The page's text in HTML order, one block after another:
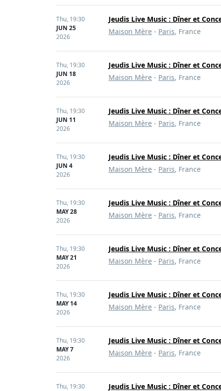
Thu, 19:30
JUN 25
2026
Jeudis Live Music : Dîner et
Maison Mère - Paris, France
Thu, 19:30
JUN 18
2026
Jeudis Live Music : Dîner et
Maison Mère - Paris, France
Thu, 19:30
JUN 11
2026
Jeudis Live Music : Dîner et
Maison Mère - Paris, France
Thu, 19:30
JUN 4
2026
Jeudis Live Music : Dîner et
Maison Mère - Paris, France
Thu, 19:30
MAY 28
2026
Jeudis Live Music : Dîner et
Maison Mère - Paris, France
Thu, 19:30
MAY 21
2026
Jeudis Live Music : Dîner et
Maison Mère - Paris, France
Thu, 19:30
MAY 14
2026
Jeudis Live Music : Dîner et
Maison Mère - Paris, France
Thu, 19:30
MAY 7
2026
Jeudis Live Music : Dîner et
Maison Mère - Paris, France
Thu, 19:30
Jeudis Live Music : Dîner et